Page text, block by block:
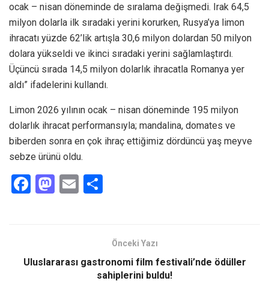
ocak – nisan döneminde de sıralama değişmedi. Irak 64,5
milyon dolarla ilk sıradaki yerini korurken, Rusya’ya limon
ihracatı yüzde 62’lik artışla 30,6 milyon dolardan 50 milyon
dolara yükseldi ve ikinci sıradaki yerini sağlamlaştırdı.
Üçüncü sırada 14,5 milyon dolarlık ihracatla Romanya yer
aldı” ifadelerini kullandı.
Limon 2026 yılının ocak – nisan döneminde 195 milyon
dolarlık ihracat performansıyla; mandalina, domates ve
biberden sonra en çok ihraç ettiğimiz dördüncü yaş meyve
sebze ürünü oldu.
F
o
M
d
E
Önceki Yazı
Uluslararası gastronomi film festivali’nde ödüller
sahiplerini buldu!